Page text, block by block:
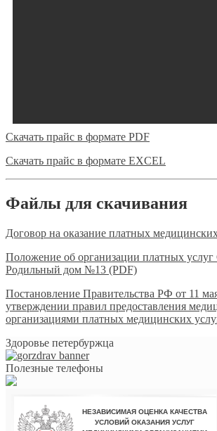
Скачать прайс в формате PDF
Скачать прайс в формате EXCEL
Файлы для скачивания
Договор на оказание платных
Положение об организации платных
Родильный дом №13 (PDF)
Постановление Правительства РФ от 11
утверждении правил предоставления
организациями платных медицинских
Здоровье петербуржца
Полезные телефоны